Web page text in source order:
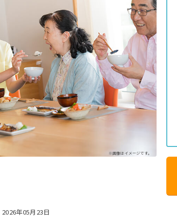
※画像はイメージです。
2026年05月23日